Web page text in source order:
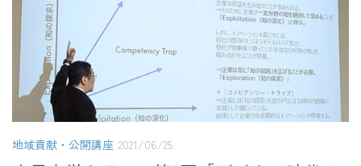
地域貢献・公開講座 2021/06/25